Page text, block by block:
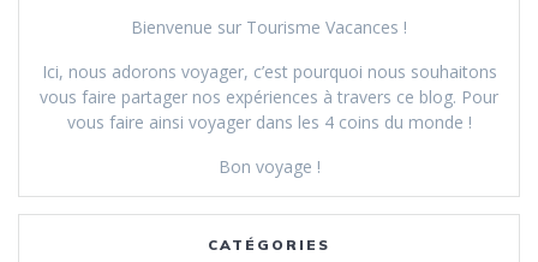
Bienvenue sur Tourisme Vacances !
Ici, nous adorons voyager, c’est pourquoi nous souhaitons
vous faire partager nos expériences à travers ce blog. Pour
vous faire ainsi voyager dans les 4 coins du monde !
Bon voyage !
CATÉGORIES